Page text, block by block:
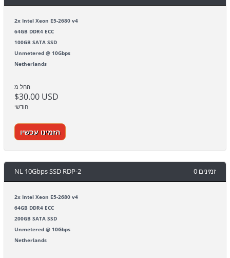
2x Intel Xeon E5-2680 v4
64GB DDR4 ECC
100GB SATA SSD
Unmetered @ 10Gbps
Netherlands
החל מ
$30.00 USD
חודשי
הזמינו עכשיו
NL 10Gbps SSD RDP-2 0 זמינים
2x Intel Xeon E5-2680 v4
64GB DDR4 ECC
200GB SATA SSD
Unmetered @ 10Gbps
Netherlands